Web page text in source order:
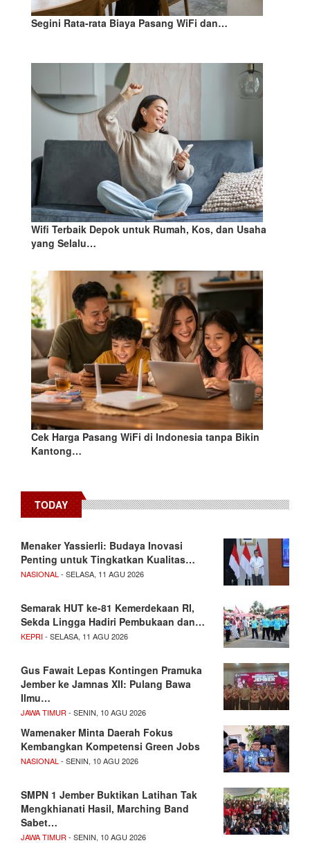
Segini Rata-rata Biaya Pasang WiFi dan…
Wifi Terbaik Depok untuk Rumah, Kos, dan Usaha
yang Selalu…
Cek Harga Pasang WiFi di Indonesia tanpa Bikin
Kantong…
TODAY
Menaker Yassierli: Budaya Inovasi
Penting untuk Tingkatkan Kualitas…
NASIONAL- SELASA, 11 AGU 2026
Semarak HUT ke-81 Kemerdekaan RI,
Sekda Lingga Hadiri Pembukaan dan…
KEPRI- SELASA, 11 AGU 2026
Gus Fawait Lepas Kontingen Pramuka
Jember ke Jamnas XII: Pulang Bawa
Ilmu…
JAWA TIMUR- SENIN, 10 AGU 2026
Wamenaker Minta Daerah Fokus
Kembangkan Kompetensi Green Jobs
NASIONAL- SENIN, 10 AGU 2026
SMPN 1 Jember Buktikan Latihan Tak
Mengkhianati Hasil, Marching Band
Sabet…
JAWA TIMUR- SENIN, 10 AGU 2026